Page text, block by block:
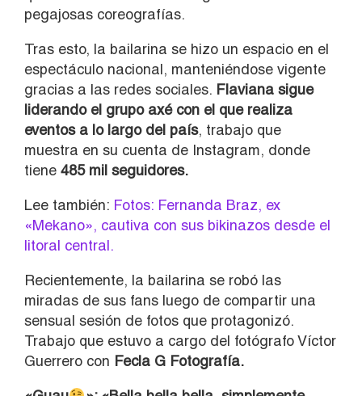
pegajosas coreografías.
Tras esto, la bailarina se hizo un espacio en el
espectáculo nacional, manteniéndose vigente
gracias a las redes sociales. Flaviana sigue
liderando el grupo axé con el que realiza
eventos a lo largo del país, trabajo que
muestra en su cuenta de Instagram, donde
tiene 485 mil seguidores.
Lee también: Fotos: Fernanda Braz, ex
«Mekano», cautiva con sus bikinazos desde el
litoral central.
Recientemente, la bailarina se robó las
miradas de sus fans luego de compartir una
sensual sesión de fotos que protagonizó.
Trabajo que estuvo a cargo del fotógrafo Víctor
Guerrero con Fecla G Fotografía.